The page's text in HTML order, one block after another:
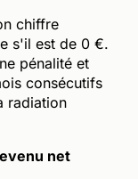
chiffre
s'il est de 0 €.
pénalité et
consécutifs
radiation
net